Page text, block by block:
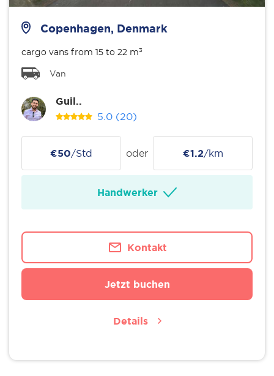
Copenhagen, Denmark
cargo vans from 15 to 22 m³
Van
Guil..
5.0 (20)
€50/Std oder €1.2/km
Handwerker
Kontakt
Jetzt buchen
Details